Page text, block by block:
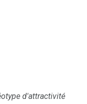
d'attractivité